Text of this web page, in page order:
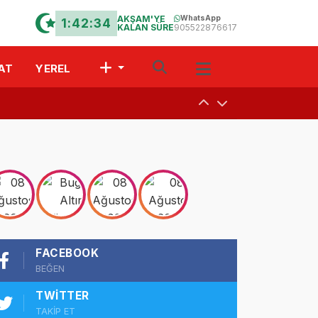
1:42:33
AKŞAM'YE
KALAN SÜRE
WhatsApp
905522876617
YEREL
Münazarası
FACEBOOK
BEĞEN
TWITTER
TAKİP ET